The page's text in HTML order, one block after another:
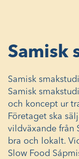
Samisk
Samisk
Samisk
och koncept ur
Företaget ska
vildväxande från
bra och lokalt.
Slow Food